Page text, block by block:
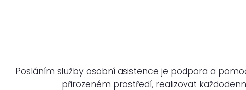
Posláním služby osobní asistence je podpora a
přirozeném prostředí, realizovat